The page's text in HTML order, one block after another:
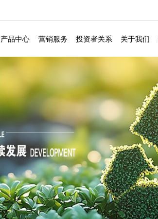
产品中心 营销服务 投资者关系 关于我们